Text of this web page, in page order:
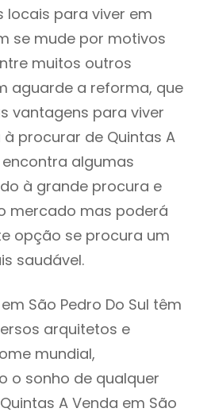
locais para viver em
se mude por motivos
muitos outros
aguarde a reforma, que
vantagens para viver
à procurar de Quintas A
algumas
à grande procura e
mercado mas poderá
opção se procura um
saudável.
São Pedro Do Sul têm
arquitetos e
mundial,
o sonho de qualquer
A Venda em São